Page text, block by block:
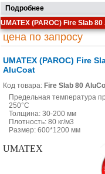
Подробнее
UMATEX (PAROC) Fire Slab
цена по запросу
UMATEX (PAROC) Fire
AluCoat
Код товара: Fire Slab 80
Предельная температура
250°C
Толщина: 30-200 мм
Плотность: 80 кг/м3
Размер: 600*1200 мм
UMATEX